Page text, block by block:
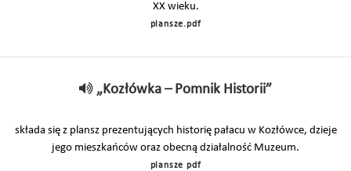
XX wieku.
plansze.pdf
„Kozłówka – Pomnik Historii”
składa się z plansz prezentujących historię pałacu w Kozłówce, dzieje
jego mieszkańców oraz obecną działalność Muzeum.
plansze pdf